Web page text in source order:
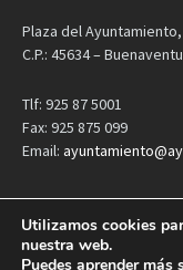
Plaza del Ayuntamiento,
C.P.: 45634 –
Tlf: 925 87 5001
Fax: 925 875 099
Email:
Aviso Legal
Utilizamos cookies
nuestra web.
Puedes aprender